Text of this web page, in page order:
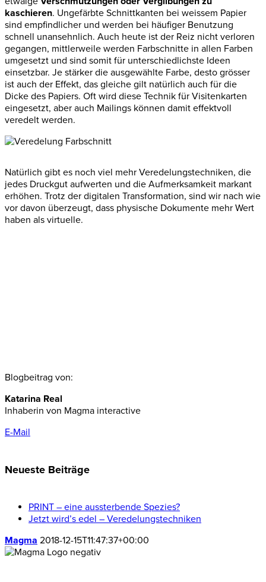
kaschieren. Ungefärbte Schnittkanten bei weissem Papier
sind empfindlicher und werden bei häufiger Benutzung
schnell unansehnlich. Auch heute ist der Reiz nicht verloren
gegangen, mittlerweile werden Farbschnitte in allen Farben
umgesetzt und sind somit für unterschiedlichste Ideen
einsetzbar. Je stärker die ausgewählte Farbe, desto grösser
ist auch der Effekt, das gleiche gilt natürlich auch für die
Dicke des Papiers. Oft wird diese Technik für Visitenkarten
eingesetzt, aber auch Mailings können damit effektvoll
veredelt werden.
Natürlich gibt es noch viel mehr Veredelungstechniken, die
jedes Druckgut aufwerten und die Aufmerksamkeit markant
erhöhen. Trotz der digitalen Transformation, sind wir nach wie
vor davon überzeugt, dass physische Dokumente mehr Wert
haben als virtuelle.
Blogbeitrag von:
Katarina Real
Inhaberin von Magma interactive
E-Mail
Neueste Beiträge
PRINT – eine aussterbende Spezies?
Jetzt wird’s edel – Veredelungstechniken
Magma 2018-12-15T11:47:37+00:00